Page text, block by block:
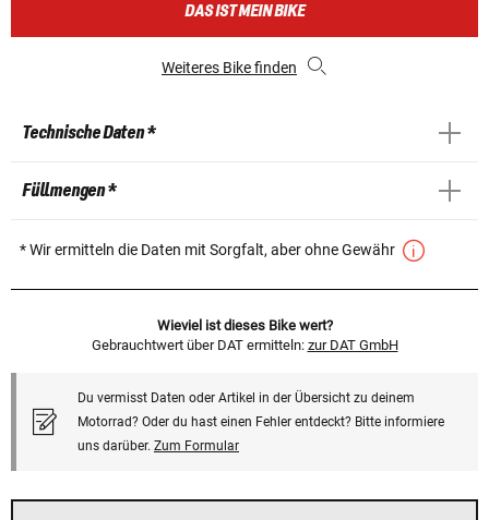
DAS IST MEIN BIKE
Weiteres Bike finden
Technische Daten *
Füllmengen *
* Wir ermitteln die Daten mit Sorgfalt, aber ohne Gewähr
Wieviel ist dieses Bike wert?
Gebrauchtwert über DAT ermitteln: zur DAT GmbH
Du vermisst Daten oder Artikel in der Übersicht zu deinem
Motorrad? Oder du hast einen Fehler entdeckt? Bitte informiere
uns darüber. Zum Formular